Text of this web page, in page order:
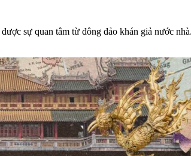
sự quan tâm từ đông đảo khán giả nước